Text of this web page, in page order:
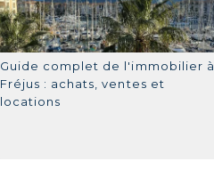
Guide complet de l'immobilier à
Fréjus : achats, ventes et
locations